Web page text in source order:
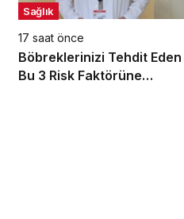
Sağlık
17 saat önce
Böbreklerinizi Tehdit Eden
Bu 3 Risk Faktörüne